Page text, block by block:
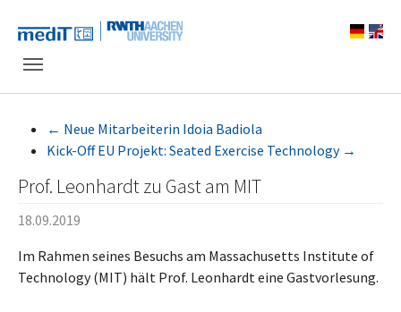
← Neue Mitarbeiterin Idoia Badiola
Kick-Off EU Projekt: Seated Exercise Technology →
Prof. Leonhardt zu Gast am MIT
18.09.2019
Im Rahmen seines Besuchs am Massachusetts Institute of
Technology (MIT) hält Prof. Leonhardt eine Gastvorlesung.